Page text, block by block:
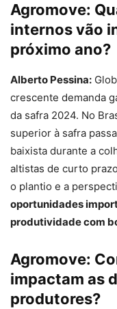
Agromove:
internos vão
próximo ano?
Alberto Pessina:
crescente demanda
da safra 2024. No
superior à safra
baixista durante a
altistas de curto
o plantio e a
oportunidades
produtividade com
Agromove:
impactam as
produtores?